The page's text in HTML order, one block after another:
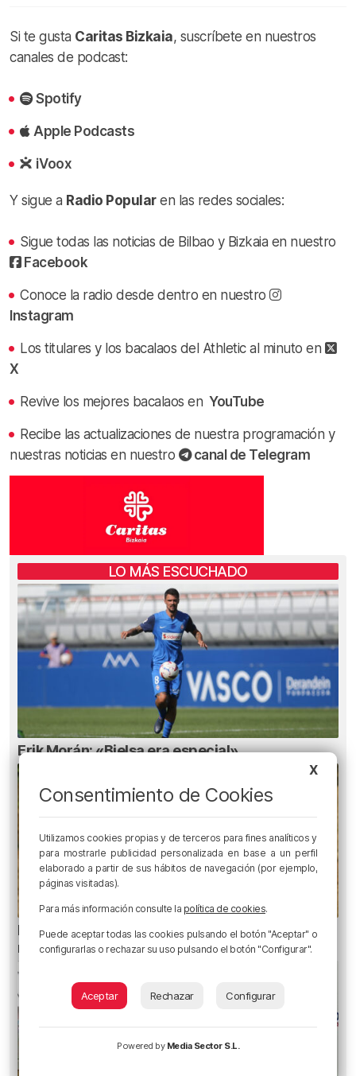
Si te gusta Caritas Bizkaia, suscríbete en nuestros
canales de podcast:
Spotify
Apple Podcasts
iVoox
Y sigue a Radio Popularen las redes sociales:
Sigue todas las noticias de Bilbao y Bizkaia en nuestro
Facebook
Conoce la radio desde dentro en nuestro
Instagram
Los titulares y los bacalaos del Athletic al minuto en
X
Revive los mejores bacalaos en YouTube
Recibe las actualizaciones de nuestra programación y
nuestras noticias en nuestro
canal de Telegram
LO MÁS ESCUCHADO
Erik Morán: «Bielsa era especial»
El aviso de los pediatras ante el eclipse: una
mirada puede causar daños irreversibles
X
Consentimiento de Cookies
Utilizamos cookies propias y de terceros para fines analíticos y
para mostrarle publicidad personalizada en base a un perfil
elaborado a partir de sus hábitos de navegación (por ejemplo,
páginas visitadas).
Para más información consulte la política de cookies.
Puede aceptar todas las cookies pulsando el botón "Aceptar" o
configurarlas o rechazar su uso pulsando el botón "Configurar".
Aceptar Rechazar Configurar
Powered by Media Sector S.L.